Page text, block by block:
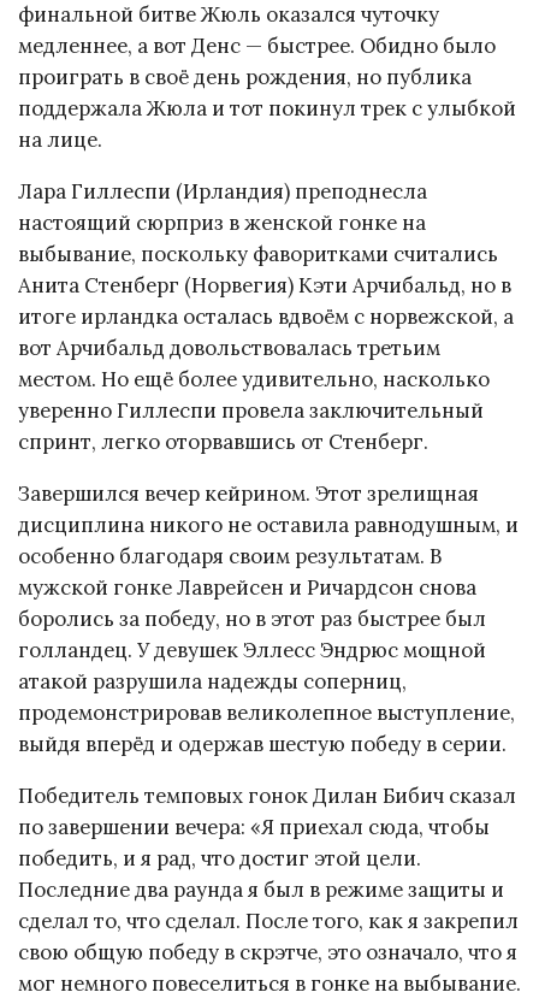
финальной битве Жюль оказался чуточку
медленнее, а вот Денс — быстрее. Обидно было
проиграть в своё день рождения, но публика
поддержала Жюла и тот покинул трек с улыбкой
на лице.
Лара Гиллеспи (Ирландия) преподнесла
настоящий сюрприз в женской гонке на
выбывание, поскольку фаворитками считались
Анита Стенберг (Норвегия) Кэти Арчибальд, но в
итоге ирландка осталась вдвоём с норвежской, а
вот Арчибальд довольствовалась третьим
местом. Но ещё более удивительно, насколько
уверенно Гиллеспи провела заключительный
спринт, легко оторвавшись от Стенберг.
Завершился вечер кейрином. Этот зрелищная
дисциплина никого не оставила равнодушным, и
особенно благодаря своим результатам. В
мужской гонке Лаврейсен и Ричардсон снова
боролись за победу, но в этот раз быстрее был
голландец. У девушек Эллесс Эндрюс мощной
атакой разрушила надежды соперниц,
продемонстрировав великолепное выступление,
выйдя вперёд и одержав шестую победу в серии.
Победитель темповых гонок Дилан Бибич сказал
по завершении вечера: «Я приехал сюда, чтобы
победить, и я рад, что достиг этой цели.
Последние два раунда я был в режиме защиты и
сделал то, что сделал. После того, как я закрепил
свою общую победу в скрэтче, это означало, что я
мог немного повеселиться в гонке на выбывание.